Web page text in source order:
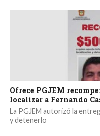
Ofrece PGJEM
localizar a Fernando
La PGJEM autorizó la
y detenerlo